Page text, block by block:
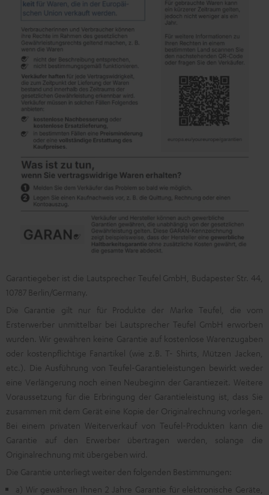
Garantiegeber ist die Lautsprecher Teufel GmbH, Budapester Str. 44,
10787 Berlin/Germany.
Die Garantie gilt nur für Produkte der Marke Teufel, die vom
Ersterwerber unmittelbar bei Lautsprecher Teufel GmbH erworben
wurden. Wir gewähren keine Garantie auf kostenlose Warenzugaben
oder kostenpflichtige Fanartikel (wie z.B. T- Shirts, Mützen Jacken,
etc.). Die Ausführung von Teufel-Garantieleistungen bewirkt weder
eine Verlängerung noch einen Neubeginn der Garantiezeit. Weitere
Voraussetzung für die Erbringung der Garantieleistung ist, dass Sie
zusammen mit dem Gerät eine Kopie der Originalrechnung vorlegen.
Bei einem privaten Weiterverkauf von Teufel-Produkten kann die
Garantie auf den Erwerber übertragen werden, solange die
Originalrechnung mit übergeben wird.
Die Garantie unterliegt weiter den folgenden Bestimmungen:
a) Wir gewähren Ihnen 2 Jahre Garantie für elektronische Geräte,